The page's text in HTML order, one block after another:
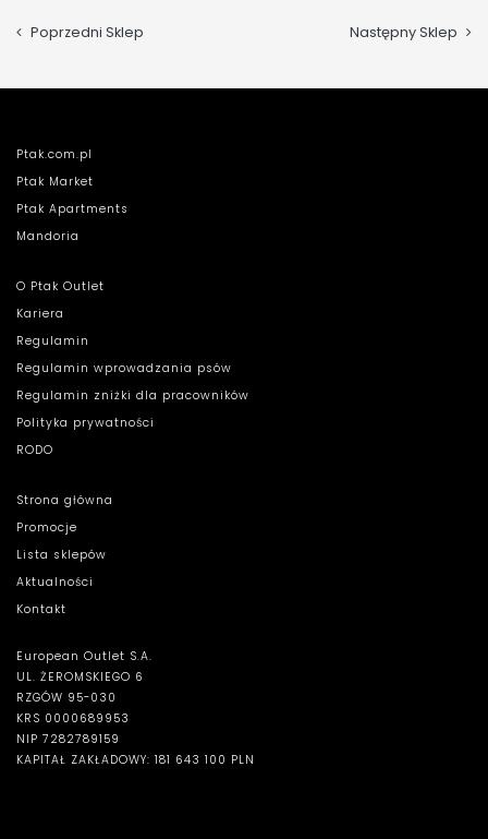
Poprzedni Sklep Następny Sklep
Ptak.com.pl
Ptak Market
Ptak Apartments
Mandoria
O Ptak Outlet
Kariera
Regulamin
Regulamin wprowadzania psów
Regulamin zniżki dla pracowników
Polityka prywatności
RODO
Strona główna
Promocje
Lista sklepów
Aktualności
Kontakt
European Outlet S.A.
UL. ŻEROMSKIEGO 6
RZGÓW 95-030
KRS 0000689953
NIP 7282789159
KAPITAŁ ZAKŁADOWY: 181 643 100 PLN